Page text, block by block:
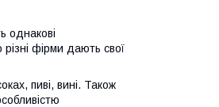
однакові
фірми дають свої
пиві, вині. Також